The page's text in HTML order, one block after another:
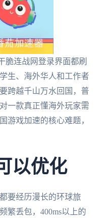
脆连战网登录界面都刷
生、海外华人和工作者
跨越千山万水回国，普
一款真正懂海外玩家需
游戏加速的核心难题，
以优化
要经历漫长的环球旅
繁丢包，400ms以上的